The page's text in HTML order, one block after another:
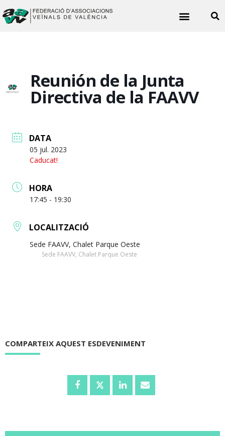
Reunión de la Junta
Directiva de la FAAVV
DATA
05 jul. 2023
Caducat!
HORA
17:45 - 19:30
LOCALITZACIÓ
Sede FAAVV, Chalet Parque Oeste
Sede FAAVV, Chalet Parque Oeste
COMPARTEIX AQUEST ESDEVENIMENT